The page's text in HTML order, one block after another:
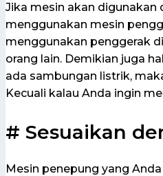
Jika mesin akan digunakan
menggunakan mesin
menggunakan penggerak
orang lain. Demikian juga
ada sambungan listrik,
Kecuali kalau Anda ingin
# Sesuaikan
Mesin penepung yang